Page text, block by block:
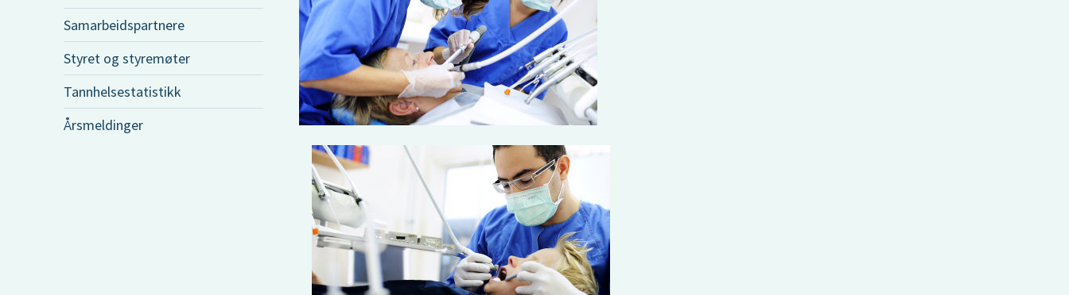
Samarbeidspartnere
Styret og styremøter
Tannhelsestatistikk
Årsmeldinger